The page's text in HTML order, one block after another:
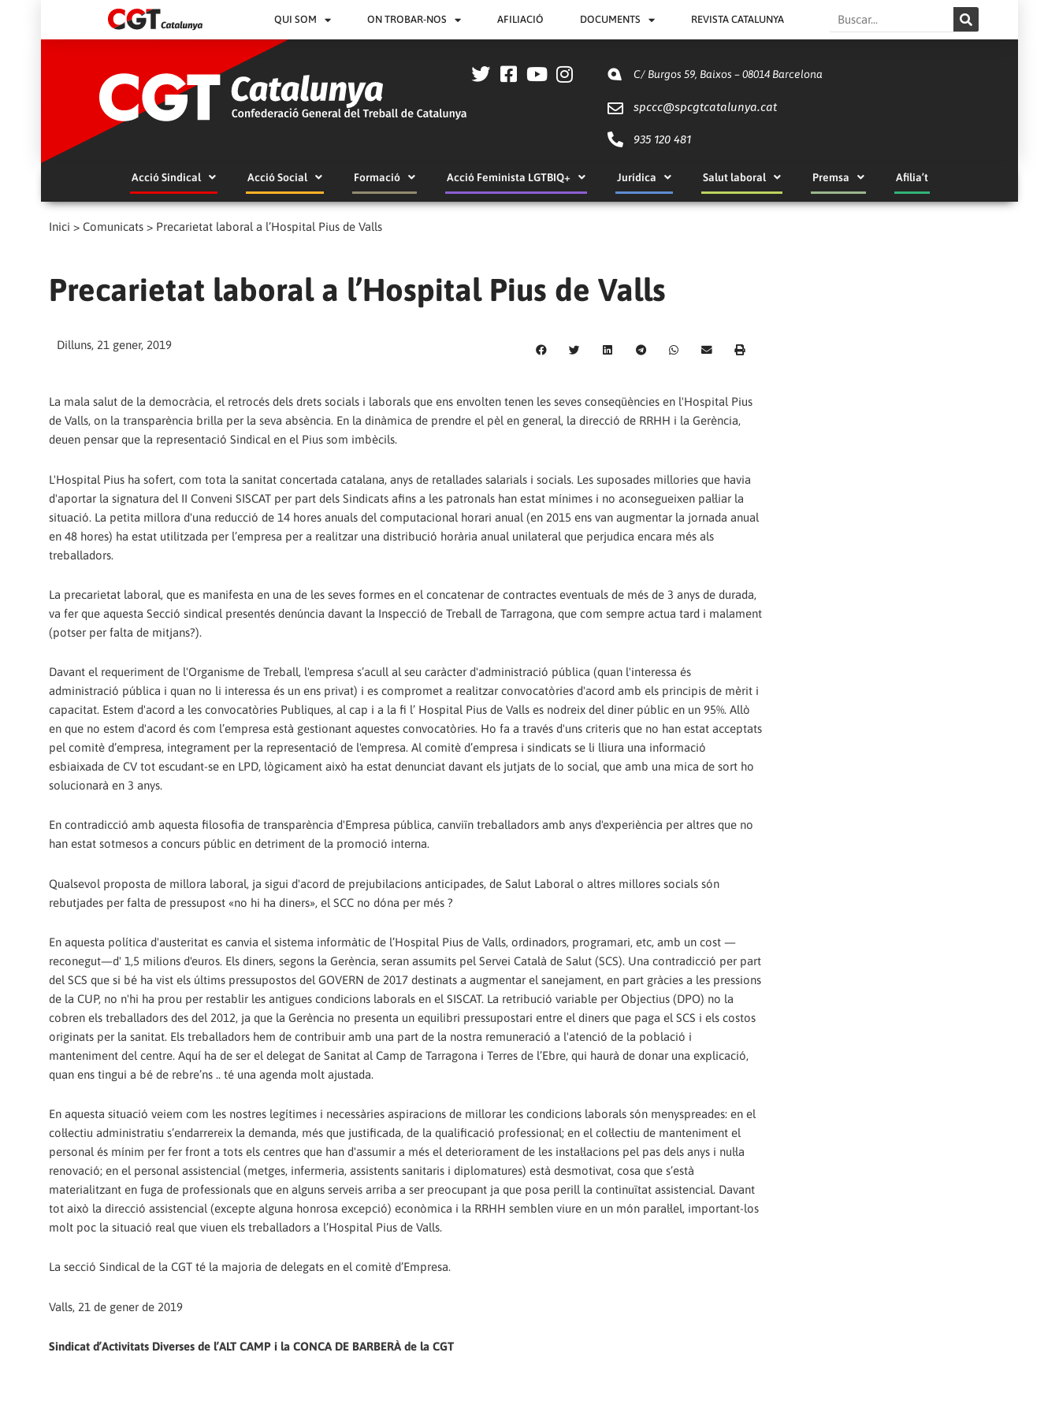
QUI SOM ON TROBAR-NOS AFILIACIÓ DOCUMENTS REVISTA CATALUNYA Search
C/ Burgos 59, Baixos – 08014 Barcelona
spccc@spcgtcatalunya.cat
935 120 481
Acció Sindical Acció Social Formació Acció Feminista LGTBIQ+ Jurídica Salut laboral Premsa Afilia’t
Inici > Comunicats > Precarietat laboral a l’Hospital Pius de Valls
Precarietat laboral a l’Hospital Pius de Valls
Dilluns, 21 gener, 2019
La mala salut de la democràcia, el retrocés dels drets socials i laborals que ens envolten tenen les seves conseqüències en l'Hospital Pius
de Valls, on la transparència brilla per la seva absència. En la dinàmica de prendre el pèl en general, la direcció de RRHH i la Gerència,
deuen pensar que la representació Sindical en el Pius som imbècils.
L'Hospital Pius ha sofert, com tota la sanitat concertada catalana, anys de retallades salarials i socials. Les suposades millories que havia
d'aportar la signatura del II Conveni SISCAT per part dels Sindicats afins a les patronals han estat mínimes i no aconsegueixen pal·liar la
situació. La petita millora d'una reducció de 14 hores anuals del computacional horari anual (en 2015 ens van augmentar la jornada anual
en 48 hores) ha estat utilitzada per l’empresa per a realitzar una distribució horària anual unilateral que perjudica encara més als
treballadors.
La precarietat laboral, que es manifesta en una de les seves formes en el concatenar de contractes eventuals de més de 3 anys de durada,
va fer que aquesta Secció sindical presentés denúncia davant la Inspecció de Treball de Tarragona, que com sempre actua tard i malament
(potser per falta de mitjans?).
Davant el requeriment de l'Organisme de Treball, l'empresa s’acull al seu caràcter d'administració pública (quan l'interessa és
administració pública i quan no li interessa és un ens privat) i es compromet a realitzar convocatòries d'acord amb els principis de mèrit i
capacitat. Estem d'acord a les convocatòries Publiques, al cap i a la fi l’ Hospital Pius de Valls es nodreix del diner públic en un 95%. Allò
en que no estem d'acord és com l’empresa està gestionant aquestes convocatòries. Ho fa a través d'uns criteris que no han estat acceptats
pel comitè d’empresa, integrament per la representació de l'empresa. Al comitè d’empresa i sindicats se li lliura una informació
esbiaixada de CV tot escudant-se en LPD, lògicament això ha estat denunciat davant els jutjats de lo social, que amb una mica de sort ho
solucionarà en 3 anys.
En contradicció amb aquesta filosofia de transparència d'Empresa pública, canviïn treballadors amb anys d'experiència per altres que no
han estat sotmesos a concurs públic en detriment de la promoció interna.
Qualsevol proposta de millora laboral, ja sigui d'acord de prejubilacions anticipades, de Salut Laboral o altres millores socials són
rebutjades per falta de pressupost «no hi ha diners», el SCC no dóna per més ?
En aquesta política d'austeritat es canvia el sistema informàtic de l’Hospital Pius de Valls, ordinadors, programari, etc, amb un cost —
reconegut—d' 1,5 milions d'euros. Els diners, segons la Gerència, seran assumits pel Servei Català de Salut (SCS). Una contradicció per part
del SCS que si bé ha vist els últims pressupostos del GOVERN de 2017 destinats a augmentar el sanejament, en part gràcies a les pressions
de la CUP, no n'hi ha prou per restablir les antigues condicions laborals en el SISCAT. La retribució variable per Objectius (DPO) no la
cobren els treballadors des del 2012, ja que la Gerència no presenta un equilibri pressupostari entre el diners que paga el SCS i els costos
originats per la sanitat. Els treballadors hem de contribuir amb una part de la nostra remuneració a l'atenció de la població i
manteniment del centre. Aquí ha de ser el delegat de Sanitat al Camp de Tarragona i Terres de l’Ebre, qui haurà de donar una explicació,
quan ens tingui a bé de rebre’ns .. té una agenda molt ajustada.
En aquesta situació veiem com les nostres legítimes i necessàries aspiracions de millorar les condicions laborals són menyspreades: en el
col·lectiu administratiu s’endarrereix la demanda, més que justificada, de la qualificació professional; en el col·lectiu de manteniment el
personal és mínim per fer front a tots els centres que han d'assumir a més el deteriorament de les instal·lacions pel pas dels anys i nul·la
renovació; en el personal assistencial (metges, infermeria, assistents sanitaris i diplomatures) està desmotivat, cosa que s’està
materialitzant en fuga de professionals que en alguns serveis arriba a ser preocupant ja que posa perill la continuïtat assistencial. Davant
tot això la direcció assistencial (excepte alguna honrosa excepció) econòmica i la RRHH semblen viure en un món paral·lel, important-los
molt poc la situació real que viuen els treballadors a l’Hospital Pius de Valls.
La secció Sindical de la CGT té la majoria de delegats en el comitè d’Empresa.
Valls, 21 de gener de 2019
Sindicat d’Activitats Diverses de l’ALT CAMP i la CONCA DE BARBERÀ de la CGT